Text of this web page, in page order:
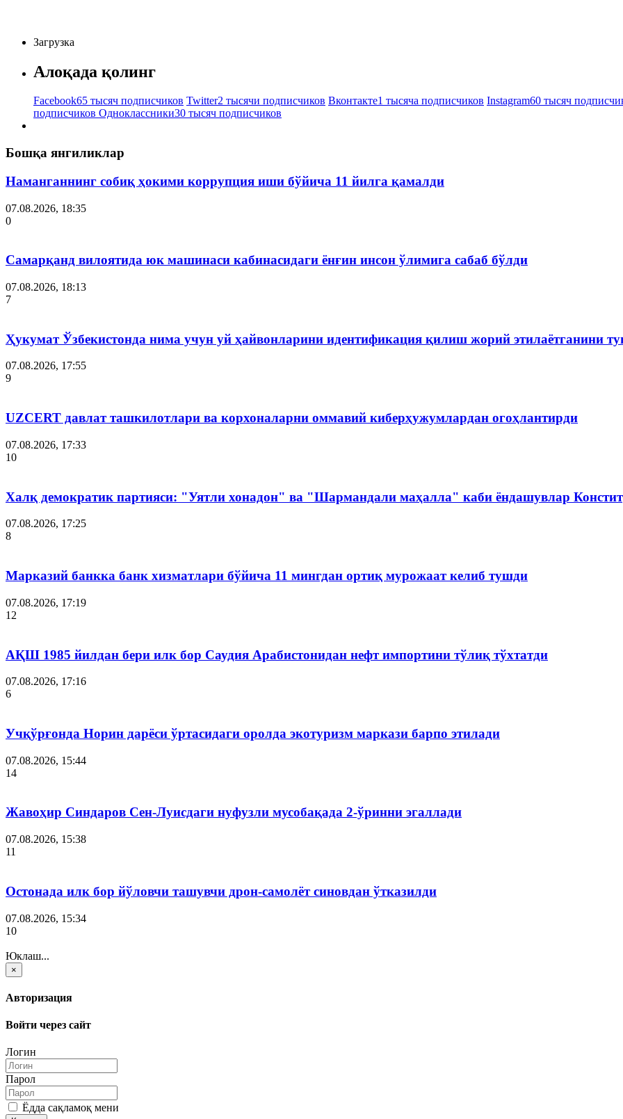
Загрузка
Алоқада қолинг
Facebook65 тысяч подписчиков Twitter2 тысячи подписчиков Вконтакте1 тысяча подписчиков Instagram60 тысяч
подписчиков Одноклассники30 тысяч подписчиков
Бошқа янгиликлар
Наманганнинг собиқ ҳокими коррупция иши бўйича 11 йилга қамалди
07.08.2026, 18:35
0
Самарқанд вилоятида юк машинаси кабинасидаги ёнғин инсон ўлимига сабаб бўлди
07.08.2026, 18:13
7
Ҳукумат Ўзбекистонда нима учун уй ҳайвонларини идентификация қилиш жорий этилаётганини
07.08.2026, 17:55
9
UZCERT давлат ташкилотлари ва корхоналарни оммавий киберҳужумлардан огоҳлантирди
07.08.2026, 17:33
10
Халқ демократик партияси: "Уятли хонадон" ва "Шармандали маҳалла" каби ёндашувлар
07.08.2026, 17:25
8
Марказий банкка банк хизматлари бўйича 11 мингдан ортиқ мурожаат келиб тушди
07.08.2026, 17:19
12
АҚШ 1985 йилдан бери илк бор Саудия Арабистонидан нефт импортини тўлиқ тўхтатди
07.08.2026, 17:16
6
Учқўрғонда Норин дарёси ўртасидаги оролда экотуризм маркази барпо этилади
07.08.2026, 15:44
14
Жавоҳир Синдаров Сен-Луисдаги нуфузли мусобақада 2-ўринни эгаллади
07.08.2026, 15:38
11
Остонада илк бор йўловчи ташувчи дрон-самолёт синовдан ўтказилди
07.08.2026, 15:34
10
Юклаш...
×
Авторизация
Войти через сайт
Логин
Парол
Ёдда сақламоқ мени